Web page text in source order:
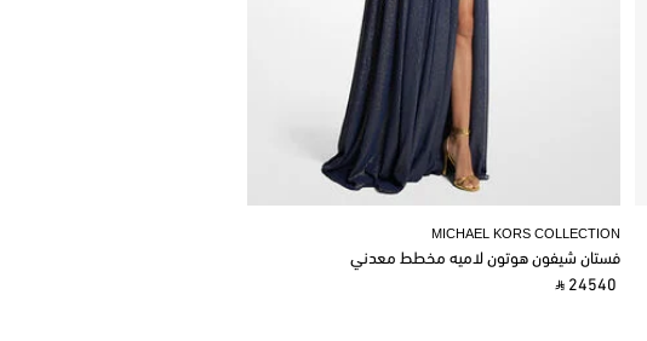
MICHAEL KORS COLLECTION
فستان شيفون هوتون لاميه مخطط معدني
‎ ⃁ 24540 ‎